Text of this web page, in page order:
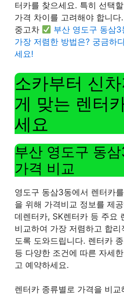
터카를 찾으세요. 특히 선택
가격 차이를 고려해야 합니
중고차
부산 영도구 동삼
가장 저렴한 방법은? 궁금하
세요!
소카부터 신
게 맞는 렌터
세요
부산 영도구 동
가격 비교
영도구 동삼3동에서 렌터카
을 위해 가격비교 정보를 제
데렌터카, SK렌터카 등 주요
비교하여 가장 저렴하고 합
도록 도와드립니다. 렌터카
등 다양한 조건에 따른 자세
고 예약하세요.
렌터카 종류별로 가격을 비교